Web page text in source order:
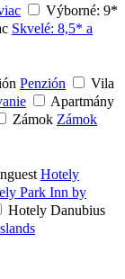
Výborné: 9*
Skvelé: 8,5* a
Penzión
Vila
Apartmány
Zámok Zámok
Hotely
Park Inn by
Hotely Danubius